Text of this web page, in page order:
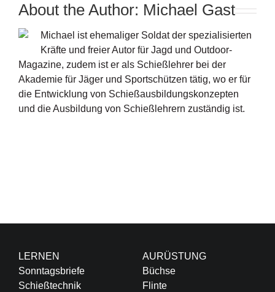
About the Author: Michael Gast
Michael ist ehemaliger Soldat der spezialisierten
Kräfte und freier Autor für Jagd und Outdoor-
Magazine, zudem ist er als Schießlehrer bei der
Akademie für Jäger und Sportschützen tätig, wo er für
die Entwicklung von Schießausbildungskonzepten
und die Ausbildung von Schießlehrern zuständig ist.
LERNEN
Sonntagsbriefe
Schießtechnik
AURÜSTUNG
Büchse
Flinte